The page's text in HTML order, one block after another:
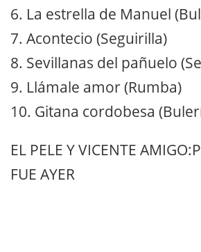
6. La estrella de Manuel
7. Acontecio (Seguirilla)
8. Sevillanas del pañuelo
9. Llámale amor (Rumba)
10. Gitana cordobesa
EL PELE Y VICENTE
FUE AYER